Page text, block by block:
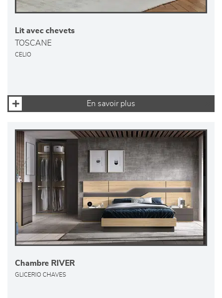
Lit avec chevets
TOSCANE
CELIO
En savoir plus
Chambre RIVER
GLICERIO CHAVES